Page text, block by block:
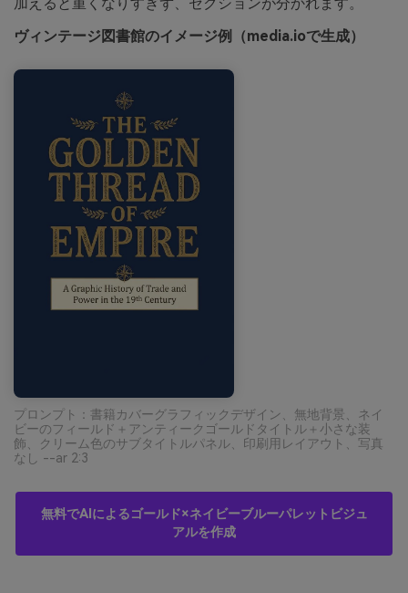
ヴィンテージ図書館のイメージ例（media.ioで生成）
プロンプト：書籍カバーグラフィックデザイン、無地背景、ネイ
ビーのフィールド＋アンティークゴールドタイトル＋小さな装
飾、クリーム色のサブタイトルパネル、印刷用レイアウト、写真
なし --ar 2:3
無料でAIによるゴールド×ネイビーブルーパレットビジュ
アルを作成